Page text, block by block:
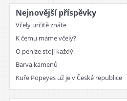
Nejnovější příspěvky
Včely určitě znáte
K čemu máme včely?
O peníze stojí každý
Barva kamenů
Kuře Popeyes už je v České republice